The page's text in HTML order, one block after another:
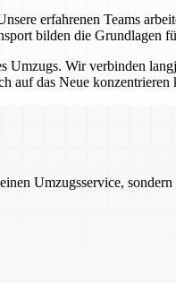
erfahrenen Teams
bilden die Grundlagen
Wir verbinden
auf das Neue konzentrieren
Umzugsservice,